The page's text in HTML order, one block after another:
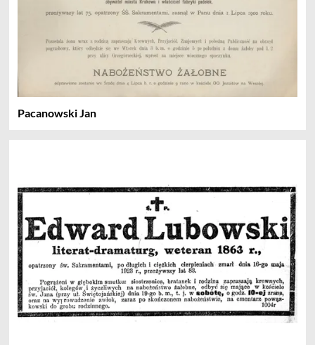
Pacanowski Jan